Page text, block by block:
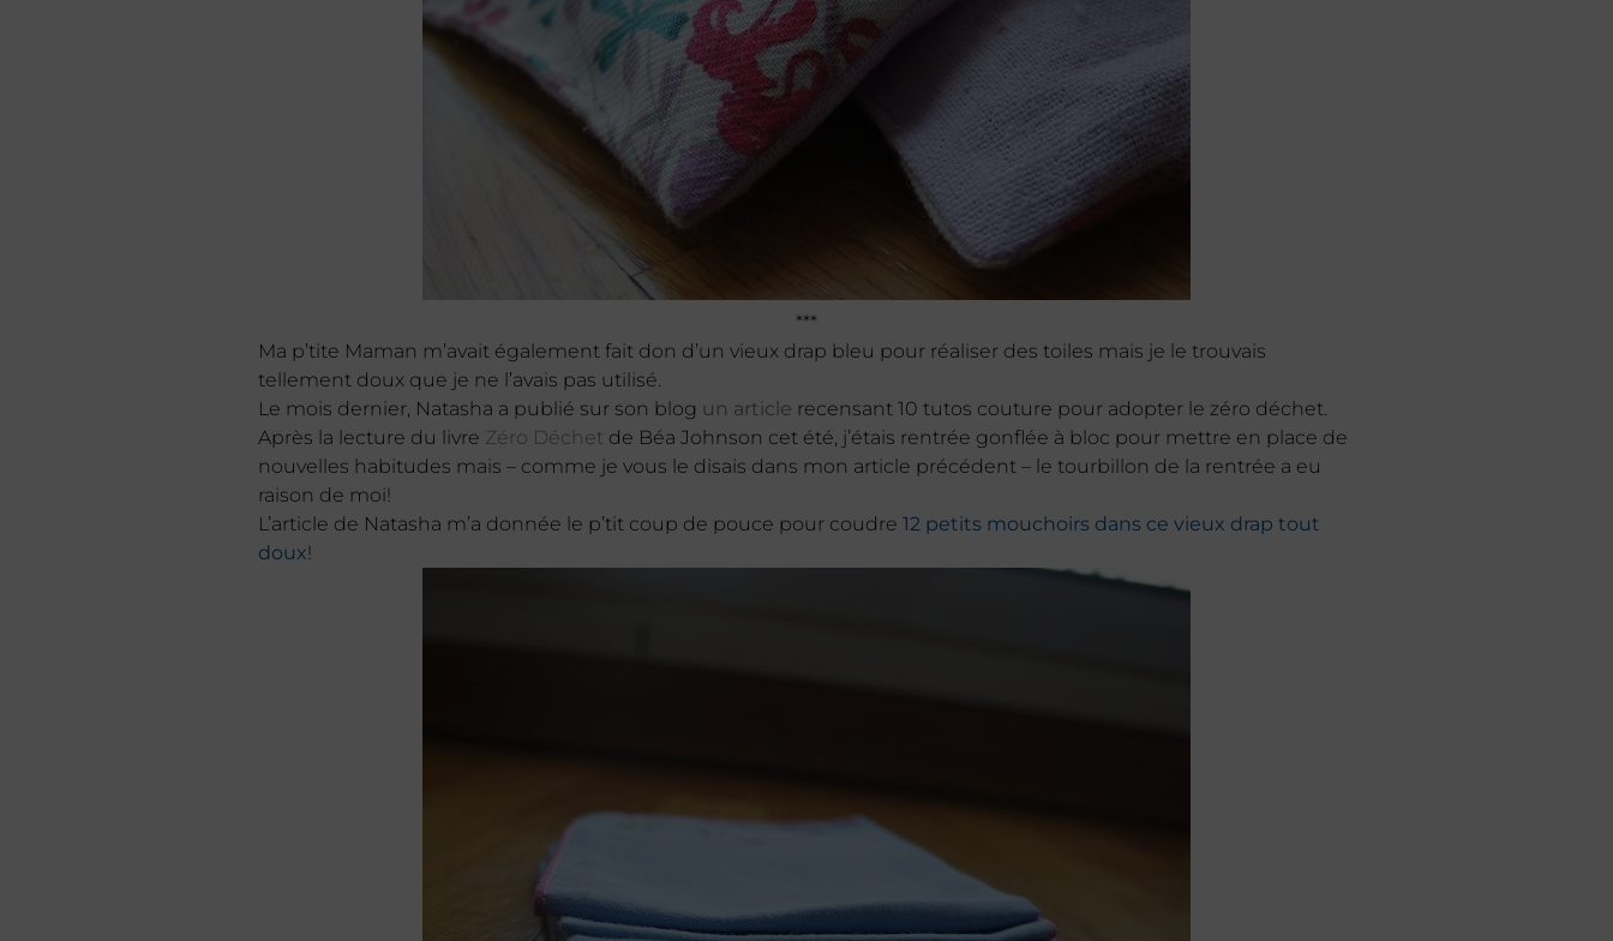
***
Ma p’tite Maman m’avait également fait don d’un vieux drap bleu pour réaliser des toiles mais je le trouvais
tellement doux que je ne l’avais pas utilisé.
Le mois dernier, Natasha a publié sur son blog un article recensant 10 tutos couture pour adopter le zéro déchet.
Après la lecture du livre Zéro Déchet de Béa Johnson cet été, j’étais rentrée gonflée à bloc pour mettre en place de
nouvelles habitudes mais – comme je vous le disais dans mon article précédent – le tourbillon de la rentrée a eu
raison de moi!
L’article de Natasha m’a donnée le p’tit coup de pouce pour coudre12 petits mouchoirs dans ce vieux drap tout
doux!